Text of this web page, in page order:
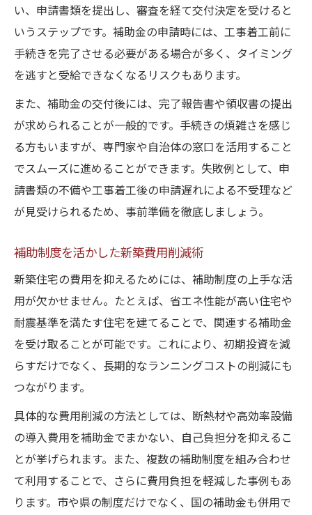
い、申請書類を提出し、審査を経て交付決定を受けると
いうステップです。補助金の申請時には、工事着工前に
手続きを完了させる必要がある場合が多く、タイミング
を逃すと受給できなくなるリスクもあります。
また、補助金の交付後には、完了報告書や領収書の提出
が求められることが一般的です。手続きの煩雑さを感じ
る方もいますが、専門家や自治体の窓口を活用すること
でスムーズに進めることができます。失敗例として、申
請書類の不備や工事着工後の申請遅れによる不受理など
が見受けられるため、事前準備を徹底しましょう。
補助制度を活かした新築費用削減術
新築住宅の費用を抑えるためには、補助制度の上手な活
用が欠かせません。たとえば、省エネ性能が高い住宅や
耐震基準を満たす住宅を建てることで、関連する補助金
を受け取ることが可能です。これにより、初期投資を減
らすだけでなく、長期的なランニングコストの削減にも
つながります。
具体的な費用削減の方法としては、断熱材や高効率設備
の導入費用を補助金でまかない、自己負担分を抑えるこ
とが挙げられます。また、複数の補助制度を組み合わせ
て利用することで、さらに費用負担を軽減した事例もあ
ります。市や県の制度だけでなく、国の補助金も併用で